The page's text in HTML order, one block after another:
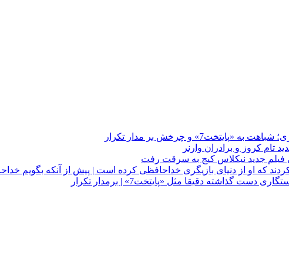
و چرخش بر مدار تکرار
که او از دنیای بازیگری خداحافظی کرده است | پیش از آنکه بگویم
دقیقا مثل «پایتخت7» | برمدار تکرار